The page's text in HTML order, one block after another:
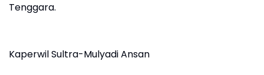
Tenggara.
Kaperwil Sultra-Mulyadi Ansan